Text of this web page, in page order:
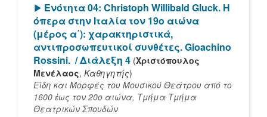
[Play]
Ενότητα 04: Christoph Willibald Gluck. Η
όπερα στην Ιταλία τον 19ο αιώνα
(μέρος α΄): χαρακτηριστικά,
αντιπροσωπευτικοί συνθέτες. Gioachino
Rossini. / Διάλεξη 4 (Χριστόπουλος
Μενέλαος, Καθηγητής)
Είδη και Μορφές του Μουσικού Θεάτρου από το
1600 ἐως τον 20ο αιώνα, Τμήμα Τμήμα
Θεατρικών Σπουδών